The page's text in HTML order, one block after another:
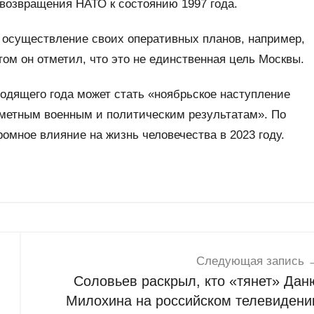
НАТО к состоянию 1997 года.
своих оперативных планов, например,
он отметил, что это не единственная цель Москвы.
года может стать «ноябрьское наступление
военным и политическим результатам». По
влияние на жизнь человечества в 2023 году.
Следующая запись
Соловьев раскрыл, кто «тянет»
Милохина на российском